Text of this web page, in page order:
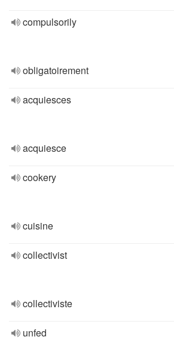
compulsorily
obligatoirement
acquiesces
acquiesce
cookery
cuisine
collectivist
collectiviste
unfed